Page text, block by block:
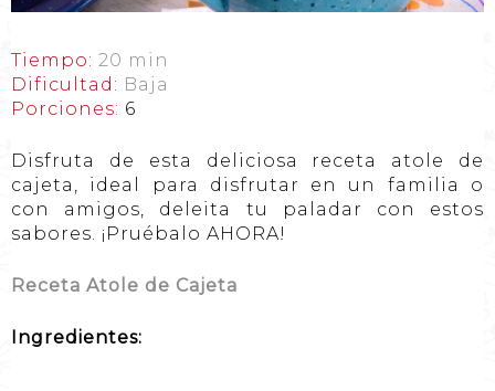
Tiempo: 20 min
Dificultad: Baja
Porciones: 6
Disfruta de esta deliciosa receta atole de
cajeta, ideal para disfrutar en un familia o
con amigos, deleita tu paladar con estos
sabores. ¡Pruébalo AHORA!
Receta Atole de Cajeta
Ingredientes: